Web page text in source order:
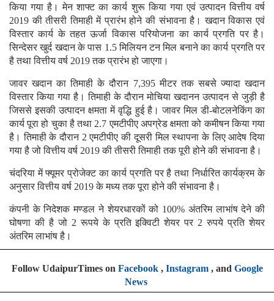
किया गया है। मेन शाफ्ट का कार्य शुरू किया गया एवं उत्पादन वित्तीय वर्ष
2019 की तीसरी तिमाही में प्रारंभ होने की संभावना है। खदान विकास एवं
विस्तार कार्य के तहत ऊर्जा विकास परियोजना का कार्य प्रगति पर है।
सिन्देसर खुर्द खदान के पास 1.5 मिलियन टन मिल बनाने का कार्य प्रगति पर
है तथा वित्तीय वर्ष 2019 तक प्रारंभ हो जाएगा।
जावर खदान का तिमाही के दौरान 7,395 मीटर तक सबसे ज्यादा खदान
विस्तार किया गया है। तिमाही के दौरान मोचिया खदानन उत्पादन से जुड़ी है
जिससे इसकी उत्पादन क्षमता में वृद्धि हुई है। जावर मिल डी-बोटलनेकिंग का
कार्य पूरा हो चुका है तथा 2.7 एमटीपीए अपग्रेड क्षमता को कमीषन किया गया
है। तिमाही के दौरान 2 एमटीपीए की दूसरी मिल स्थापना के लिए आदेष दिया
गया है जो वित्तीय वर्ष 2019 की तीसरी तिमाही तक पूरी होने की संभावना है।
चंदरिया में फ्यूमर प्रोजेक्ट का कार्य प्रगति पर है तथा निर्धारित कार्यक्रम के
अनुसार वित्तीय वर्ष 2019 के मध्य तक पूरा होने की संभावना है।
कंपनी के निदेशक मण्डल ने शेयरधारकों को 100% अंतरिम लाभांष देने की
घोषणा की है जो 2 रूपये के प्रति इक्विटी शेयर पर 2 रुपये प्रति शेयर
अंतरिम लाभांष है।
Follow UdaipurTimes on Facebook, Instagram, and Google
News